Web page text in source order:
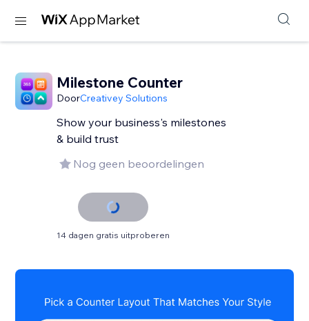
Milestone Counter
DoorCreativey Solutions
Show your business's milestones
& build trust
Nog geen beoordelingen
14 dagen gratis uitproberen